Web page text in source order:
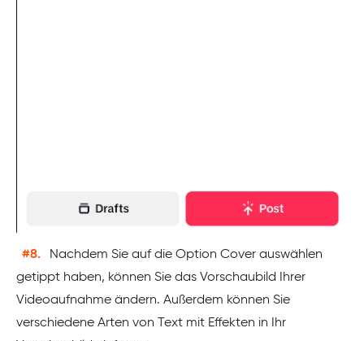
#8.
Nachdem Sie auf die Option Cover auswählen
getippt haben, können Sie das Vorschaubild Ihrer
Videoaufnahme ändern. Außerdem können Sie
verschiedene Arten von Text mit Effekten in Ihr